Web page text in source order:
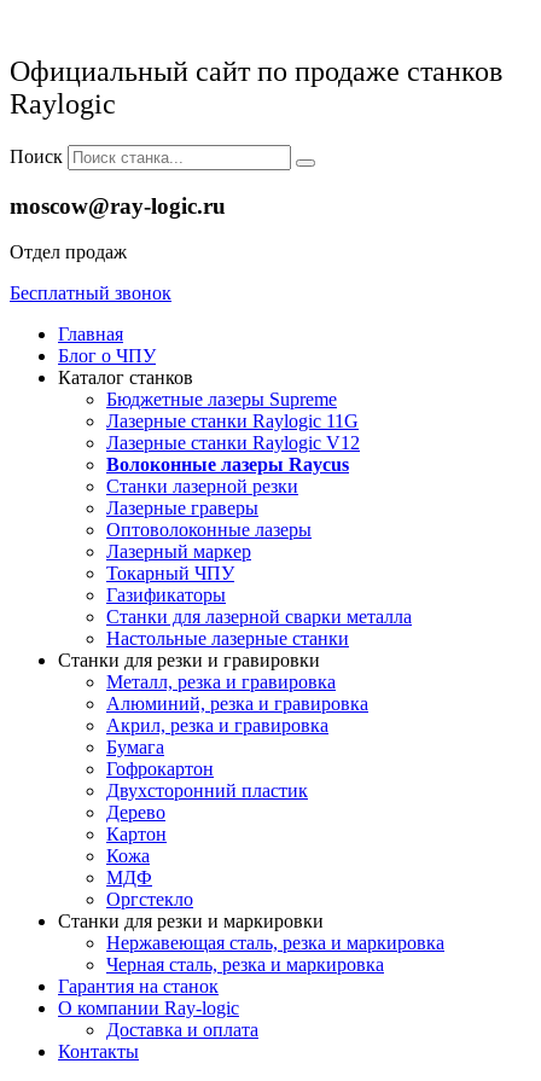
Официальный сайт по продаже станков
Raylogic
Поиск
moscow@ray-logic.ru
Отдел продаж
Бесплатный звонок
Главная
Блог о ЧПУ
Каталог станков
Бюджетные лазеры Supreme
Лазерные станки Raylogic 11G
Лазерные станки Raylogic V12
Волоконные лазеры Raycus
Станки лазерной резки
Лазерные граверы
Оптоволоконные лазеры
Лазерный маркер
Токарный ЧПУ
Газификаторы
Cтанки для лазерной сварки металла
Настольные лазерные станки
Станки для резки и гравировки
Металл, резка и гравировка
Алюминий, резка и гравировка
Акрил, резка и гравировка
Бумага
Гофрокартон
Двухсторонний пластик
Дерево
Картон
Кожа
МДФ
Оргстекло
Станки для резки и маркировки
Нержавеющая сталь, резка и маркировка
Черная сталь, резка и маркировка
Гарантия на станок
О компании Ray-logic
Доставка и оплата
Контакты